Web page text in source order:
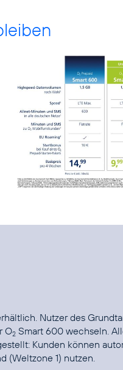
Nutzer des
O2 Smart 600 wechseln.
Kunden können
(Weltzone 1) nutzen.